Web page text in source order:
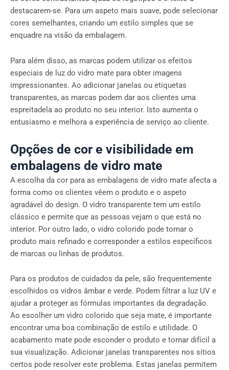
destacarem-se. Para um aspeto mais suave, pode selecionar
cores semelhantes, criando um estilo simples que se
enquadre na visão da embalagem.
Para além disso, as marcas podem utilizar os efeitos
especiais de luz do vidro mate para obter imagens
impressionantes. Ao adicionar janelas ou etiquetas
transparentes, as marcas podem dar aos clientes uma
espreitadela ao produto no seu interior. Isto aumenta o
entusiasmo e melhora a experiência de serviço ao cliente.
Opções de cor e visibilidade em
embalagens de vidro mate
A escolha da cor para as embalagens de vidro mate afecta a
forma como os clientes vêem o produto e o aspeto
agradável do design. O vidro transparente tem um estilo
clássico e permite que as pessoas vejam o que está no
interior. Por outro lado, o vidro colorido pode tornar o
produto mais refinado e corresponder a estilos específicos
de marcas ou linhas de produtos.
Para os produtos de cuidados da pele, são frequentemente
escolhidos os vidros âmbar e verde. Podem filtrar a luz UV e
ajudar a proteger as fórmulas importantes da degradação.
Ao escolher um vidro colorido que seja mate, é importante
encontrar uma boa combinação de estilo e utilidade. O
acabamento mate pode esconder o produto e tornar difícil a
sua visualização. Adicionar janelas transparentes nos sítios
certos pode resolver este problema. Estas janelas permitem